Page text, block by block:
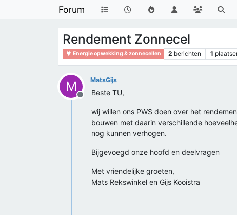
Forum
Rendement Zonnecel
Energie opwekking & zonnecellen 2 berichten 1
M
Offline
MatsGijs
Beste TU,
wij willen ons PWS doen over het
bouwen met daarin verschillende
nog kunnen verhogen.
Bijgevoegd onze hoofd en deelvragen
Met vriendelijke groeten,
Mats Rekswinkel en Gijs Kooistra